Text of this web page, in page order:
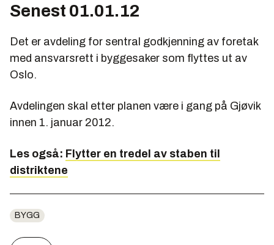
Senest 01.01.12
Det er avdeling for sentral godkjenning av foretak
med ansvarsrett i byggesaker som flyttes ut av
Oslo.
Avdelingen skal etter planen være i gang på Gjøvik
innen 1. januar 2012.
Les også: Flytter en tredel av staben til
distriktene
BYGG